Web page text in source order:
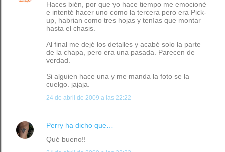
Haces bién, por que yo hace tiempo me emocioné
e intenté hacer uno como la tercera pero era Pick-
up, habrian como tres hojas y tenías que montar
hasta el chasis.
Al final me dejé los detalles y acabé solo la parte
de la chapa, pero era una pasada. Parecen de
verdad.
Si alguien hace una y me manda la foto se la
cuelgo. jajaja.
24 de abril de 2009 a las 22:22
Perry ha dicho que…
Qué bueno!!